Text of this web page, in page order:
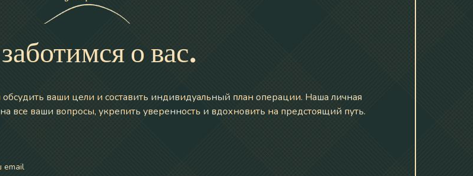
о вас.
ваши цели и составить индивидуальный план операции. Наша личная
все ваши вопросы, укрепить уверенность и вдохновить на предстоящий путь.
email